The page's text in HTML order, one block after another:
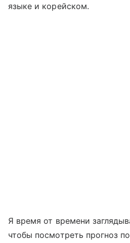
языке и корейском.
Я время от времени
чтобы посмотреть прогноз